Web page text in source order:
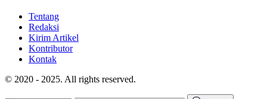
Tentang
Redaksi
Kirim Artikel
Kontributor
Kontak
© 2020 - 2025. All rights reserved.